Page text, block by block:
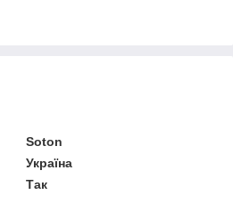
Soton
Україна
Так